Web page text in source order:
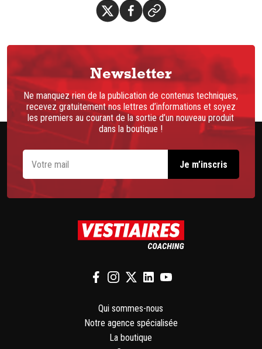
Newsletter
Ne manquez rien de la publication de contenus techniques,
recevez gratuitement nos lettres d’informations et soyez
les premiers au courant de la sortie d’un nouveau produit
dans la boutique !
Qui sommes-nous
Notre agence spécialisée
La boutique